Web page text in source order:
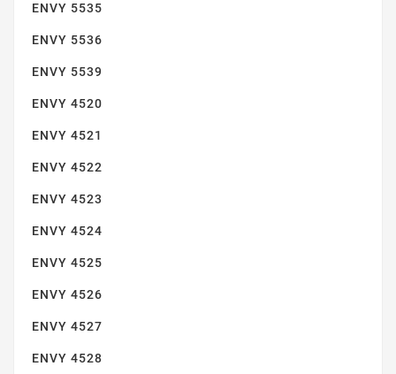
ENVY 5535
ENVY 5536
ENVY 5539
ENVY 4520
ENVY 4521
ENVY 4522
ENVY 4523
ENVY 4524
ENVY 4525
ENVY 4526
ENVY 4527
ENVY 4528